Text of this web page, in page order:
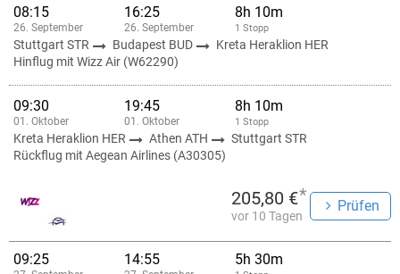
08:15
26. September
16:25
26. September
8h 10m
1 Stopp
Stuttgart STR Budapest BUD
Kreta Heraklion HER
Hinflug mit Wizz Air (W62290)
09:30
01. Oktober
19:45
01. Oktober
8h 10m
1 Stopp
Kreta Heraklion HER Athen ATH
Stuttgart STR
Rückflug mit Aegean Airlines (A30305)
205,80 €*
vor 10 Tagen
Prüfen
09:25 14:55 5h 30m